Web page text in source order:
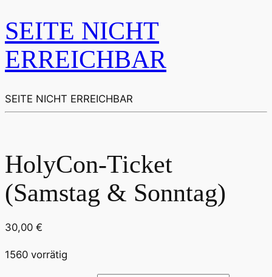
SEITE NICHT
ERREICHBAR
SEITE NICHT ERREICHBAR
HolyCon-Ticket
(Samstag & Sonntag)
30,00 €
1560 vorrätig